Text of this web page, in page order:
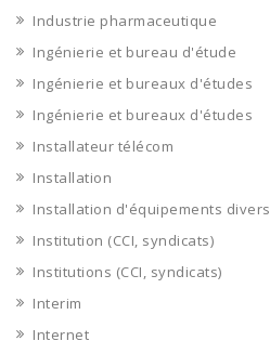
Industrie pharmaceutique
Ingénierie et bureau d'étude
Ingénierie et bureaux d'études
Ingénierie et bureaux d'études
Installateur télécom
Installation
Installation d'équipements divers
Institution (CCI, syndicats)
Institutions (CCI, syndicats)
Interim
Internet